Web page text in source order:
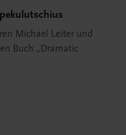
Michael Leiter und
Buch „Dramatic